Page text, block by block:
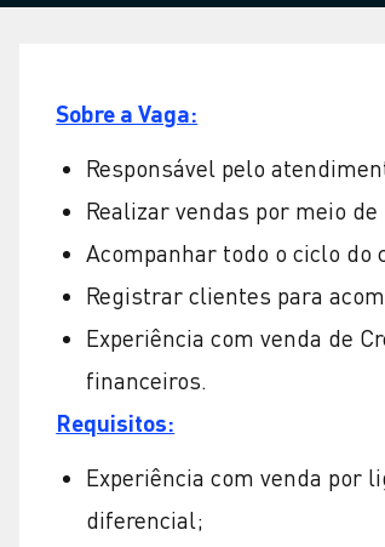
Sobre a Vaga:
Responsável pelo
Realizar vendas por meio
Acompanhar todo o ciclo do
Registrar clientes para
Experiência com venda de
financeiros.
Requisitos:
Experiência com venda por
diferencial;